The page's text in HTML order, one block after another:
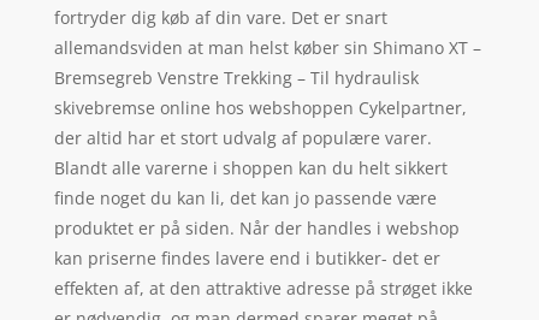
fortryder dig køb af din vare. Det er snart
allemandsviden at man helst køber sin Shimano XT –
Bremsegreb Venstre Trekking – Til hydraulisk
skivebremse online hos webshoppen Cykelpartner,
der altid har et stort udvalg af populære varer.
Blandt alle varerne i shoppen kan du helt sikkert
finde noget du kan li, det kan jo passende være
produktet er på siden. Når der handles i webshop
kan priserne findes lavere end i butikker- det er
effekten af, at den attraktive adresse på strøget ikke